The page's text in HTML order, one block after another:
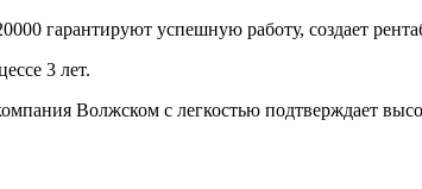
гарантируют успешную работу, создает
3 лет.
Волжском с легкостью подтверждает